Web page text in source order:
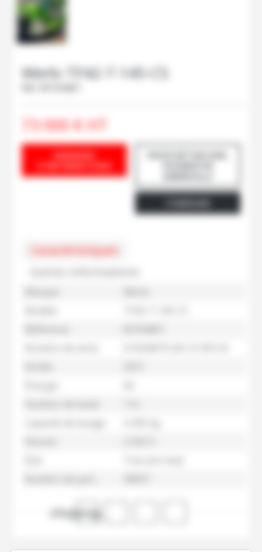
Merlo TF42-7-145-CS
73 000€HT
shopping_cart
Caractéristiques